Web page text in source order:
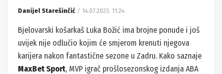
Danijel Starešinčić 14.07.2023. 11:24
Bjelovarski košarkaš Luka Božić ima brojne ponude i još
uvijek nije odlučio kojim će smjerom krenuti njegova
karijera nakon fantastične sezone u Zadru. Kako saznaje
MaxBet Sport, MVP igrač prošlosezonskog izdanja ABA